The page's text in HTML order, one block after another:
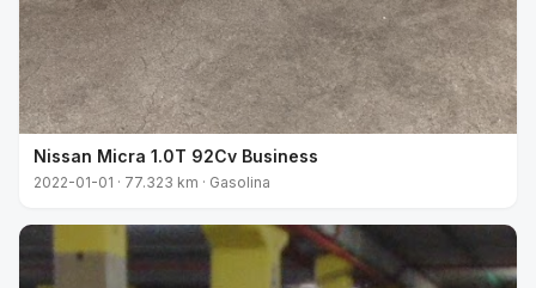
Nissan Micra 1.0T 92Cv Business
2022-01-01 · 77.323 km · Gasolina
VENDIDO